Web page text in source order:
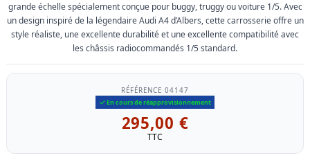
grande échelle spécialement conçue pour buggy, truggy ou voiture 1/5. Avec
un design inspiré de la légendaire Audi A4 d’Albers, cette carrosserie offre un
style réaliste, une excellente durabilité et une excellente compatibilité avec
les châssis radiocommandés 1/5 standard.
RÉFÉRENCE 04147
En cours de réapprovisionnement
295,00 €
TTC